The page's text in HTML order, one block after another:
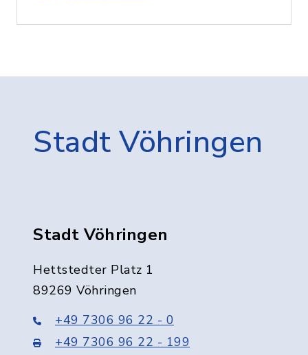
Stadt Vöhringen
Stadt Vöhringen
Hettstedter Platz 1
89269 Vöhringen
+49 7306 96 22 - 0
+49 7306 96 22 - 199